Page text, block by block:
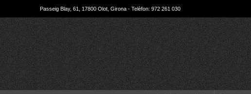
Passeig Blay, 61, 17800 Olot, Girona - Telèfon: 972 261 030